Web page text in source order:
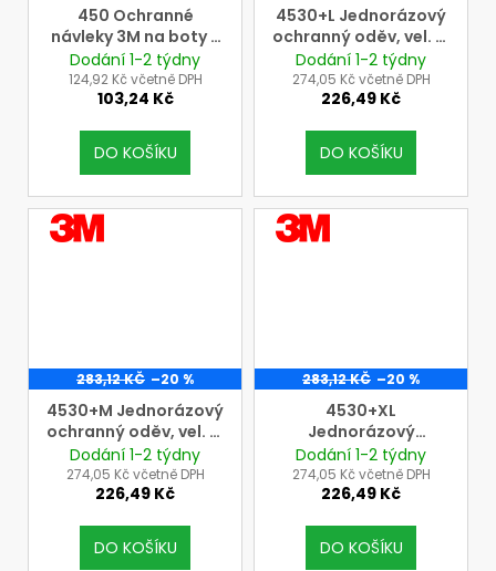
450 Ochranné
návleky 3M na boty s
protiskluzovou
podrážkou (cena za 1
pár)
Dodání 1-2 týdny
124,92 Kč včetně DPH
103,24 Kč
DO KOŠÍKU
4530+L Jednorázový
ochranný oděv, vel. M
= výška: 174-181 cm,
obvod hrudníku: 100-
108 cm, (3M, typ 5/6,
Dodání 1-2 týdny
274,05 Kč včetně DPH
226,49 Kč
DO KOŠÍKU
VÝROBCE
3M
283,12 KČ –20 %
4530+M Jednorázový
ochranný oděv, vel. M
= výška: 167-176 cm,
obvod hrudníku: 92-
100 cm, (3M, typ 5/6,
Dodání 1-2 týdny
274,05 Kč včetně DPH
226,49 Kč
DO KOŠÍKU
VÝROBCE
3M
283,12 KČ –20 %
4530+XL
Jednorázový
ochranný oděv, vel.
XL = výška: 179-187
cm, obvod
(3M, typ 5/6, tř.
ochrany III)
Dodání 1-2 týdny
274,05 Kč včetně DPH
226,49 Kč
DO KOŠÍKU